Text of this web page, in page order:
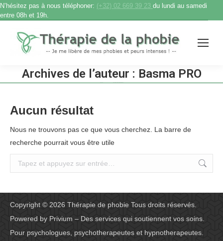
N’hésitez pas à nous téléphoner: (+32) 02 669 39 23 du lundi au samedi
entre 08h et 19h.
Archives de l’auteur : Basma PRO
Aucun résultat
Nous ne trouvons pas ce que vous cherchez. La barre de
recherche pourrait vous être utile
Recherche
:
Copyright © 2026 Thérapie de phobie Tous droits réservés.
Powered by Privium – Des services qui soutiennent vos soins.
Pour psychologues, psychotherapeutes et hypnotherapeutes.